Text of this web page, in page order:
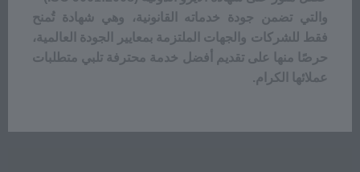
والتي تضمن جودة خدماته القانونية، وهي شهادة تُمنح
فقط للشركات والجهات الملتزمة بمعايير الجودة العالمية،
حرصًا منها على تقديم أفضل خدمة محترفة تلبي متطلبات
عملائها الكرام.